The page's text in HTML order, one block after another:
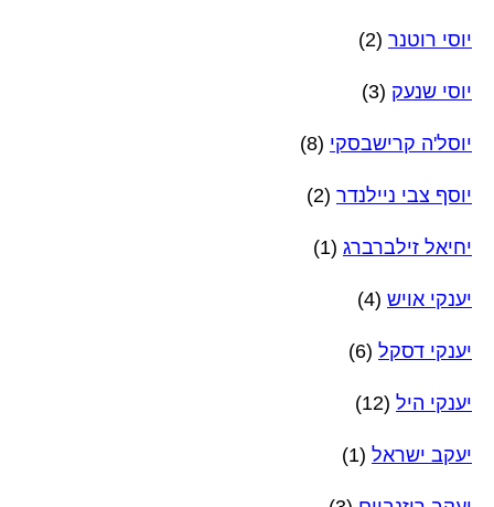
יוסי רוטנר (2)
יוסי שנעק (3)
יוסל'ה קרישבסקי (8)
יוסף צבי ניילנדר (2)
יחיאל זילברברג (1)
יענקי אויש (4)
יענקי דסקל (6)
יענקי היל (12)
יעקב ישראל (1)